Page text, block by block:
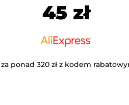
45 zł
ponad 320 zł z kodem